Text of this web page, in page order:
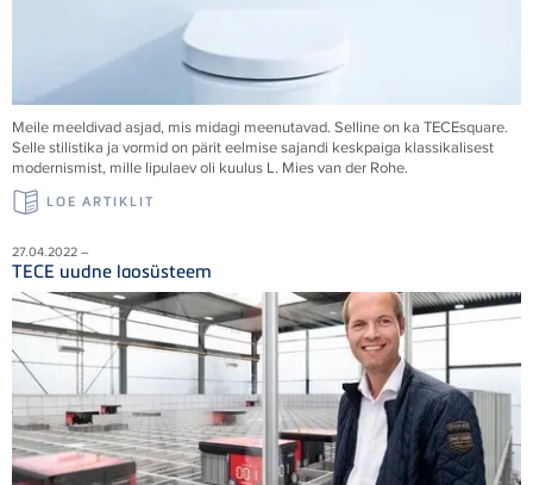
Meile meeldivad asjad, mis midagi meenutavad. Selline on ka TECEsquare.
Selle stilistika ja vormid on pärit eelmise sajandi keskpaiga klassikalisest
modernismist, mille lipulaev oli kuulus L. Mies van der Rohe.
LOE ARTIKLIT
27.04.2022 –
TECE uudne laosüsteem